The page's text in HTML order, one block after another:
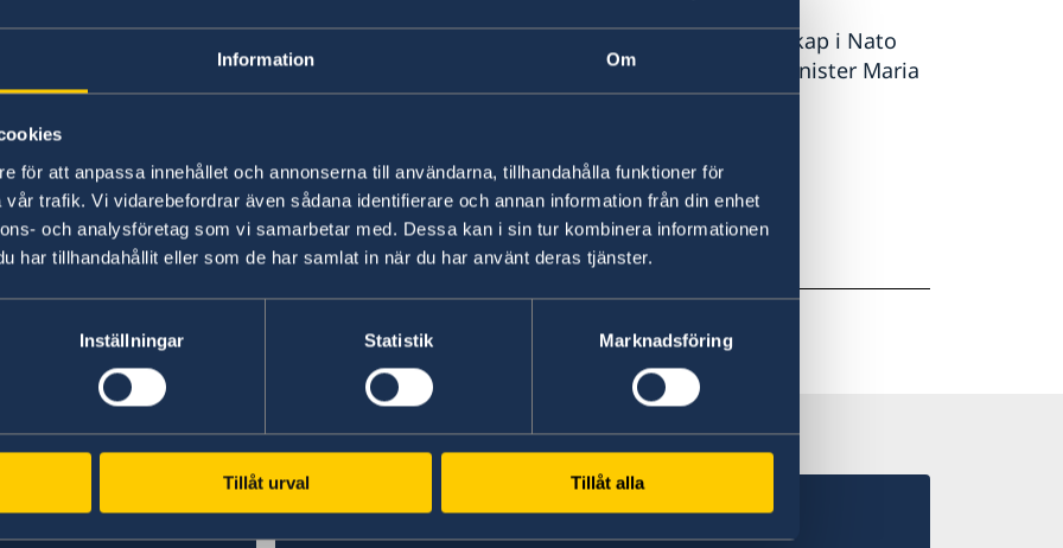
Information Om
för att anpassa innehållet och annonserna till användarna, tillhandahålla funktioner för
trafik. Vi vidarebefordrar även sådana identifierare och annan information från din enhet
och analysföretag som vi samarbetar med. Dessa kan i sin tur kombinera informationen
har tillhandahållit eller som de har samlat in när du har använt deras tjänster.
Inställningar Statistik Marknadsföring
Tillåt urval Tillåt alla
– Vi har valt att värna Sveriges och svenskars säkerhet. Sveriges medlemskap i Nato
gör vårt land säkrare. Vi står inte ensamma i en orolig tid, säger utrikesminister Maria
Malmer Stenergard.
Läs pressmeddelandet om utrikesdeklarationen på regeringen.se.
Läs hela utrikesdeklarationen på regeringen.se.
Senast uppdaterad 19 feb. 2026, 07.54
Svenska konsulat